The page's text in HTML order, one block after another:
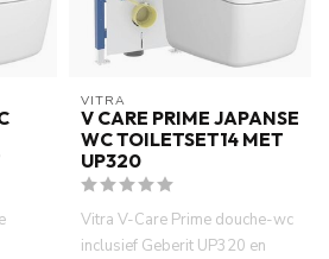
VITRA
V CARE PRIME JAPANSE
WC TOILETSET14 MET
UP320
Vitra V-Care Prime douche-wc
inclusief Geberit UP320 en